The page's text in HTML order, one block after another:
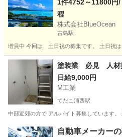
1件4752～11800円
程
株式会社BlueOcean
古島駅
増員中 今回は、土日祝の募集です。 土日祝
沖縄 国頭郡 古島駅 軽作業
塗装業 必見 人材
日給9,000円
M工業
てだこ浦西駅
中部近郊の方で アルバイト募集しています
沖縄 うるま市 てだこ浦西駅 そ
自動車メーカー